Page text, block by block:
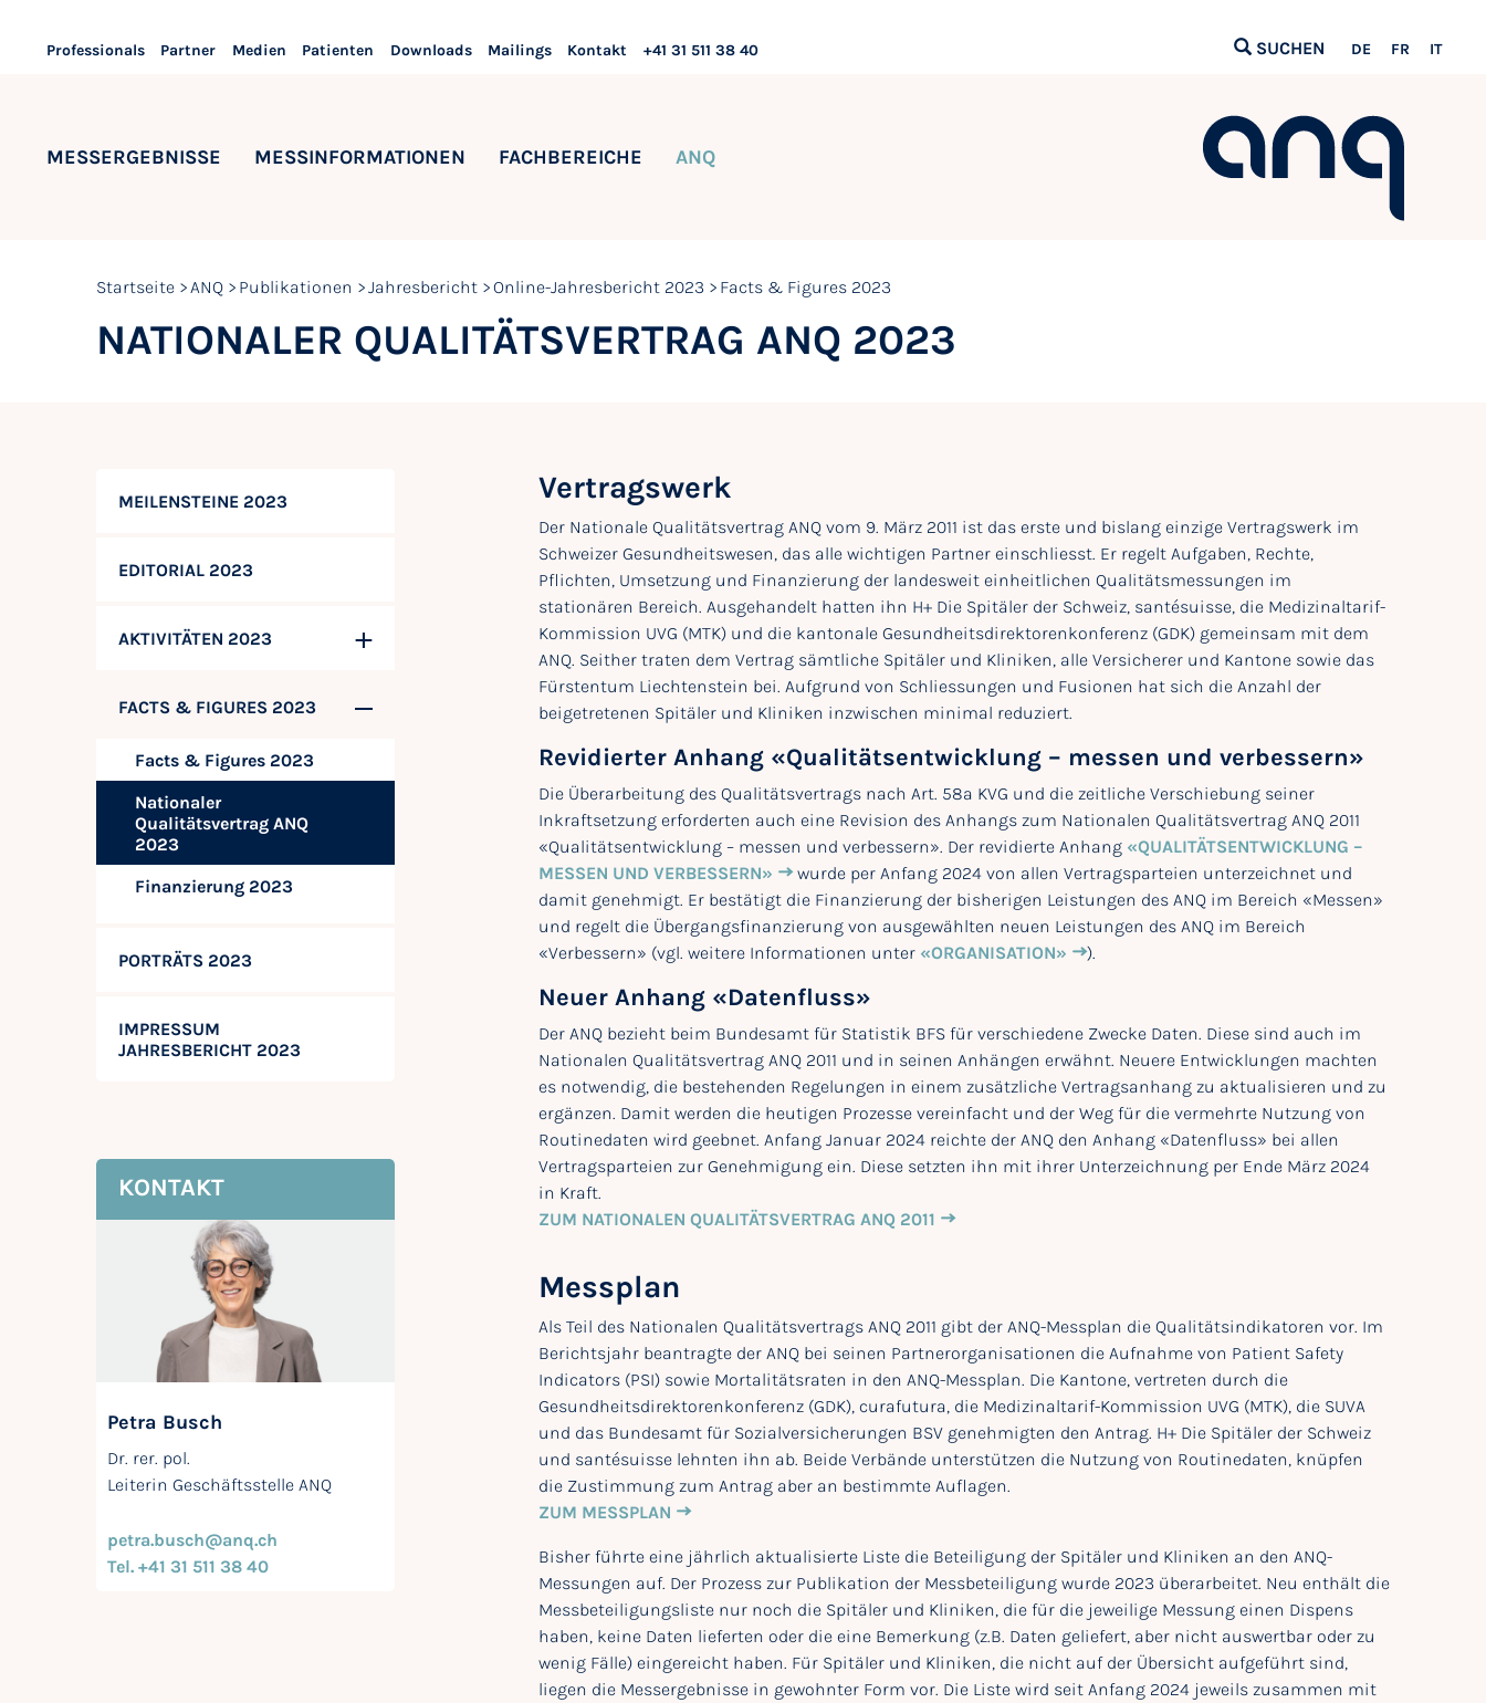
Professionals Partner Medien Patienten Downloads Mailings Kontakt +41 31 511 38 40 SUCHEN DE FR IT
MESSERGEBNISSE MESSINFORMATIONEN FACHBEREICHE ANQ
Startseite ANQ Publikationen Jahresbericht Online-Jahresbericht 2023 Facts & Figures 2023
NATIONALER QUALITÄTSVERTRAG ANQ 2023
MEILENSTEINE 2023
EDITORIAL 2023
AKTIVITÄTEN 2023
FACTS & FIGURES 2023
Facts & Figures 2023
Nationaler
Qualitätsvertrag ANQ
2023
Finanzierung 2023
PORTRÄTS 2023
IMPRESSUM
JAHRESBERICHT 2023
KONTAKT
Petra Busch
Dr. rer. pol.
Leiterin Geschäftsstelle ANQ
petra.busch@anq.ch
Tel. +41 31 511 38 40
Vertragswerk
Der Nationale Qualitätsvertrag ANQ vom 9. März 2011 ist das erste und bislang einzige Vertragswerk im
Schweizer Gesundheitswesen, das alle wichtigen Partner einschliesst. Er regelt Aufgaben, Rechte,
Pflichten, Umsetzung und Finanzierung der landesweit einheitlichen Qualitätsmessungen im
stationären Bereich. Ausgehandelt hatten ihn H+ Die Spitäler der Schweiz, santésuisse, die Medizinaltarif-
Kommission UVG (MTK) und die kantonale Gesundheitsdirektorenkonferenz (GDK) gemeinsam mit dem
ANQ. Seither traten dem Vertrag sämtliche Spitäler und Kliniken, alle Versicherer und Kantone sowie das
Fürstentum Liechtenstein bei. Aufgrund von Schliessungen und Fusionen hat sich die Anzahl der
beigetretenen Spitäler und Kliniken inzwischen minimal reduziert.
Revidierter Anhang «Qualitätsentwicklung – messen und verbessern»
Die Überarbeitung des Qualitätsvertrags nach Art. 58a KVG und die zeitliche Verschiebung seiner
Inkraftsetzung erforderten auch eine Revision des Anhangs zum Nationalen Qualitätsvertrag ANQ 2011
«Qualitätsentwicklung – messen und verbessern». Der revidierte Anhang «QUALITÄTSENTWICKLUNG –
MESSEN UND VERBESSERN»
wurde per Anfang 2024 von allen Vertragsparteien unterzeichnet und
damit genehmigt. Er bestätigt die Finanzierung der bisherigen Leistungen des ANQ im Bereich «Messen»
und regelt die Übergangsfinanzierung von ausgewählten neuen Leistungen des ANQ im Bereich
«Verbessern» (vgl. weitere Informationen unter «ORGANISATION» ).
Neuer Anhang «Datenfluss»
Der ANQ bezieht beim Bundesamt für Statistik BFS für verschiedene Zwecke Daten. Diese sind auch im
Nationalen Qualitätsvertrag ANQ 2011 und in seinen Anhängen erwähnt. Neuere Entwicklungen machten
es notwendig, die bestehenden Regelungen in einem zusätzliche Vertragsanhang zu aktualisieren und zu
ergänzen. Damit werden die heutigen Prozesse vereinfacht und der Weg für die vermehrte Nutzung von
Routinedaten wird geebnet. Anfang Januar 2024 reichte der ANQ den Anhang «Datenfluss» bei allen
Vertragsparteien zur Genehmigung ein. Diese setzten ihn mit ihrer Unterzeichnung per Ende März 2024
in Kraft.
ZUM NATIONALEN QUALITÄTSVERTRAG ANQ 2011
Messplan
Als Teil des Nationalen Qualitätsvertrags ANQ 2011 gibt der ANQ-Messplan die Qualitätsindikatoren vor. Im
Berichtsjahr beantragte der ANQ bei seinen Partnerorganisationen die Aufnahme von Patient Safety
Indicators (PSI) sowie Mortalitätsraten in den ANQ-Messplan. Die Kantone, vertreten durch die
Gesundheitsdirektorenkonferenz (GDK), curafutura, die Medizinaltarif-Kommission UVG (MTK), die SUVA
und das Bundesamt für Sozialversicherungen BSV genehmigten den Antrag. H+ Die Spitäler der Schweiz
und santésuisse lehnten ihn ab. Beide Verbände unterstützen die Nutzung von Routinedaten, knüpfen
die Zustimmung zum Antrag aber an bestimmte Auflagen.
ZUM MESSPLAN
Bisher führte eine jährlich aktualisierte Liste die Beteiligung der Spitäler und Kliniken an den ANQ-
Messungen auf. Der Prozess zur Publikation der Messbeteiligung wurde 2023 überarbeitet. Neu enthält die
Messbeteiligungsliste nur noch die Spitäler und Kliniken, die für die jeweilige Messung einen Dispens
haben, keine Daten lieferten oder die eine Bemerkung (z.B. Daten geliefert, aber nicht auswertbar oder zu
wenig Fälle) eingereicht haben. Für Spitäler und Kliniken, die nicht auf der Übersicht aufgeführt sind,
liegen die Messergebnisse in gewohnter Form vor. Die Liste wird seit Anfang 2024 jeweils zusammen mit